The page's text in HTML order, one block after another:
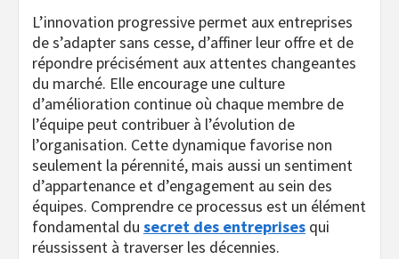
L’innovation progressive permet aux entreprises
de s’adapter sans cesse, d’affiner leur offre et de
répondre précisément aux attentes changeantes
du marché. Elle encourage une culture
d’amélioration continue où chaque membre de
l’équipe peut contribuer à l’évolution de
l’organisation. Cette dynamique favorise non
seulement la pérennité, mais aussi un sentiment
d’appartenance et d’engagement au sein des
équipes. Comprendre ce processus est un élément
fondamental du secret des entreprises qui
réussissent à traverser les décennies.